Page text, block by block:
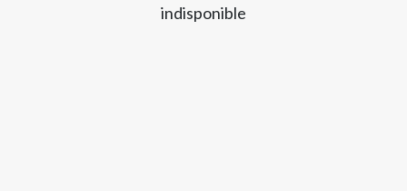
indisponible